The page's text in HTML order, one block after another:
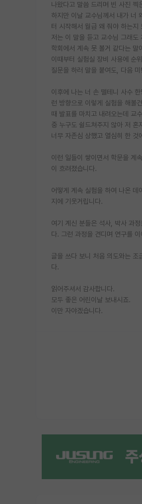
나왔다고 말씀 드리며 빈 사진
하지만 이날 교수님께서 내가 너
터 시작해서 월급 왜 줘야 하는지
저는 이 말을 듣고 교수님 그래도
학회에서 계속 못 볼거 같다는 말
이때부터 실험실 장비 사용에 순
질문을 하러 말을 붙여도, 다음
이후에 나는 너 손 뗄테니 사수
런 방향으로 이렇게 실험을 해볼
때 발표를 마치고 내려오는데 교
중 누구도 쉴드쳐주지 않아 저 혼
너무 자존심 상했고 열심히 한 것
이런 일들이 쌓이면서 학문을 계
이 흐려졌습니다.
어떻게 계속 실험을 하여 나온 데
지에 기웃거립니다.
여기 계신 분들은 석사, 박사 과
다. 그런 과정을 견디며 연구를
글을 쓰다 보니 처음 의도와는 조
다.
읽어주셔서 감사합니다.
모두 좋은 어린이날 보내시죠.
이만 자야겠습니다.